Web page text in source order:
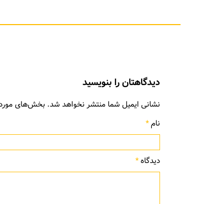
دیدگاهتان را بنویسید
نشانی ایمیل شما منتشر نخواهد شد. بخش‌های
نام*
دیدگاه*